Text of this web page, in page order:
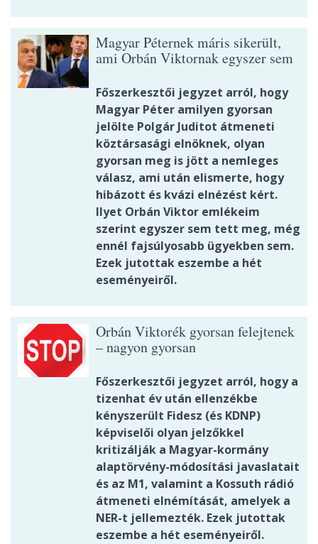
Magyar Péternek máris sikerült,
ami Orbán Viktornak egyszer sem
Főszerkesztői jegyzet arról, hogy
Magyar Péter amilyen gyorsan
jelölte Polgár Juditot átmeneti
köztársasági elnöknek, olyan
gyorsan meg is jött a nemleges
válasz, ami után elismerte, hogy
hibázott és kvázi elnézést kért.
Ilyet Orbán Viktor emlékeim
szerint egyszer sem tett meg, még
ennél fajsúlyosabb ügyekben sem.
Ezek jutottak eszembe a hét
eseményeiről.
Orbán Viktorék gyorsan felejtenek
– nagyon gyorsan
Főszerkesztői jegyzet arról, hogy a
tizenhat év után ellenzékbe
kényszerült Fidesz (és KDNP)
képviselői olyan jelzőkkel
kritizálják a Magyar-kormány
alaptörvény-módosítási javaslatait
és az M1, valamint a Kossuth rádió
átmeneti elnémítását, amelyek a
NER-t jellemezték. Ezek jutottak
eszembe a hét eseményeiről.